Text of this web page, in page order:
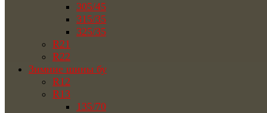
305/45
315/35
325/35
R21
R22
Зимние шины бу
R12
R13
135/70